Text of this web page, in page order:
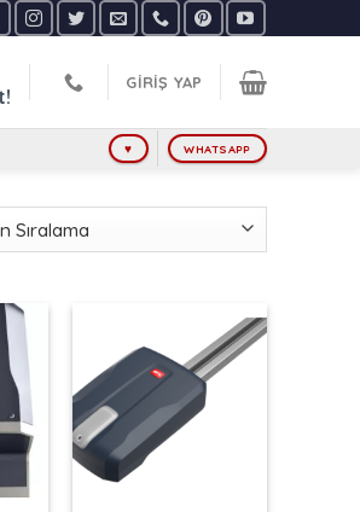
GIRIŞ YAP
♥ WHATSAPP
+